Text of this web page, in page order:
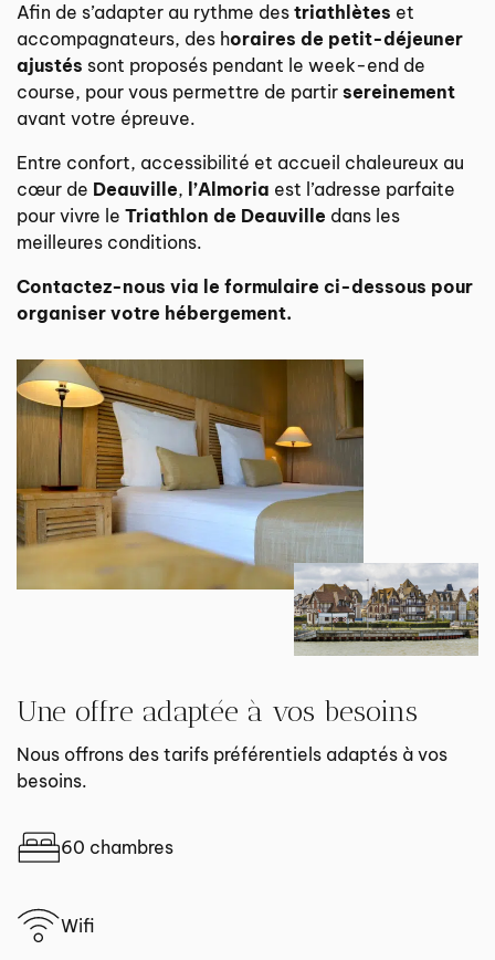
Afin de s’adapter au rythme des triathlètes et
accompagnateurs, des horaires de petit-déjeuner
ajustés sont proposés pendant le week-end de
course, pour vous permettre de partir sereinement
avant votre épreuve.
Entre confort, accessibilité et accueil chaleureux au
cœur de Deauville, l’Almoria est l’adresse parfaite
pour vivre le Triathlon de Deauville dans les
meilleures conditions.
Contactez-nous via le formulaire ci-dessous pour
organiser votre hébergement.
Une offre adaptée à vos besoins
Nous offrons des tarifs préférentiels adaptés à vos
besoins.
60 chambres
Wifi